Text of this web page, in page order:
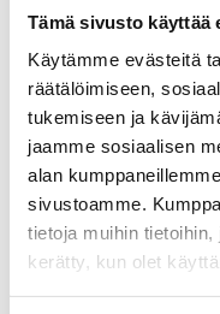
Tämä sivusto käyttää
Käytämme evästeitä
räätälöimiseen,
tukemiseen ja
jaamme sosiaalisen
alan
sivustoamme.
tietoja muihin
kerätty, kun olet
Pöytäkirjan tarkastajat
Kokouksen
Vuokra-asuntojen
Kuntakonserniin
osakeyhtiöiden
fuusiovalmistelun
kuntaorganisaatiota
Maa-alueen
Perusturvan
henkilöstön virkojen
seurakunta
Evästyskeskustelu